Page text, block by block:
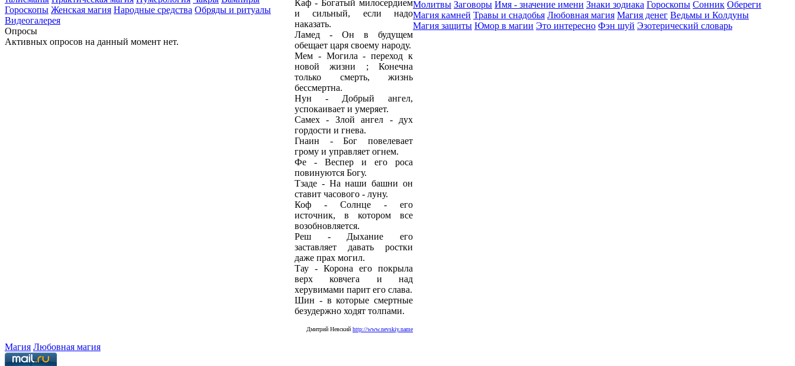
Гороскопы Женская магия Народные средства Обряды и ритуалы
Видеогалерея
Опросы
Активных опросов на данный момент нет.
Каф - Богатый милосердием
и сильный, если надо
наказать.
Ламед - Он в будущем
обещает царя своему народу.
Мем - Могила - переход к
новой жизни ; Конечна
только смерть, жизнь
бессмертна.
Нун - Добрый ангел,
успокаивает и умеряет.
Самех - Злой ангел - дух
гордости и гнева.
Гнаин - Бог повелевает
грому и управляет огнем.
Фе - Веспер и его роса
повинуются Богу.
Тзаде - На наши башни он
ставит часового - луну.
Коф - Солнце - его
источник, в котором все
возобновляется.
Реш - Дыхание его
заставляет давать ростки
даже прах могил.
Тау - Корона его покрыла
верх ковчега и над
херувимами парит его слава.
Шин - в которые смертные
безудержно ходят толпами.
Дмитрий Невский http://www.nevskiy.name
Молитвы Заговоры Имя - значение имени Знаки зодиака Гороскопы Сонник Обереги
Магия камней Травы и снадобья Любовная магия Магия денег Ведьмы и Колдуны
Магия защиты Юмор в магии Это интересно Фэн шуй Эзотерический словарь
Магия Любовная магия